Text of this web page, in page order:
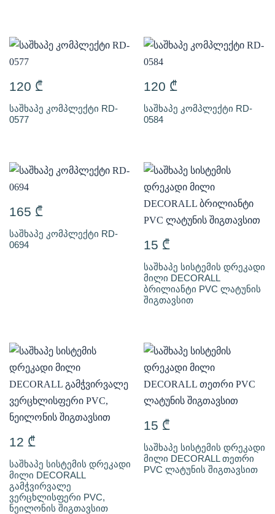
120 ₾
საშხაპე კომპლექტი RD-
0577
120 ₾
საშხაპე კომპლექტი RD-
0584
165 ₾
საშხაპე კომპლექტი RD-
0694
15 ₾
საშხაპე სისტემის დრეკადი
მილი DECORALL
ბრილიანტი PVC ლატუნის
შიგთავსით
12 ₾
საშხაპე სისტემის დრეკადი
მილი DECORALL
გამჭვირვალე
ვერცხლისფერი PVC,
ნეილონის შიგთავსით
15 ₾
საშხაპე სისტემის დრეკადი
მილი DECORALL თეთრი
PVC ლატუნის შიგთავსით